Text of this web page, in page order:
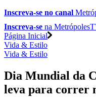
Inscreva-se no canal
Inscreva-se na
Página Inicial
Vida & Estilo
Vida & Estilo
Dia Mundial da
leva para correr